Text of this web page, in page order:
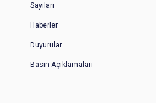
Sayıları
Haberler
Duyurular
Basın Açıklamaları